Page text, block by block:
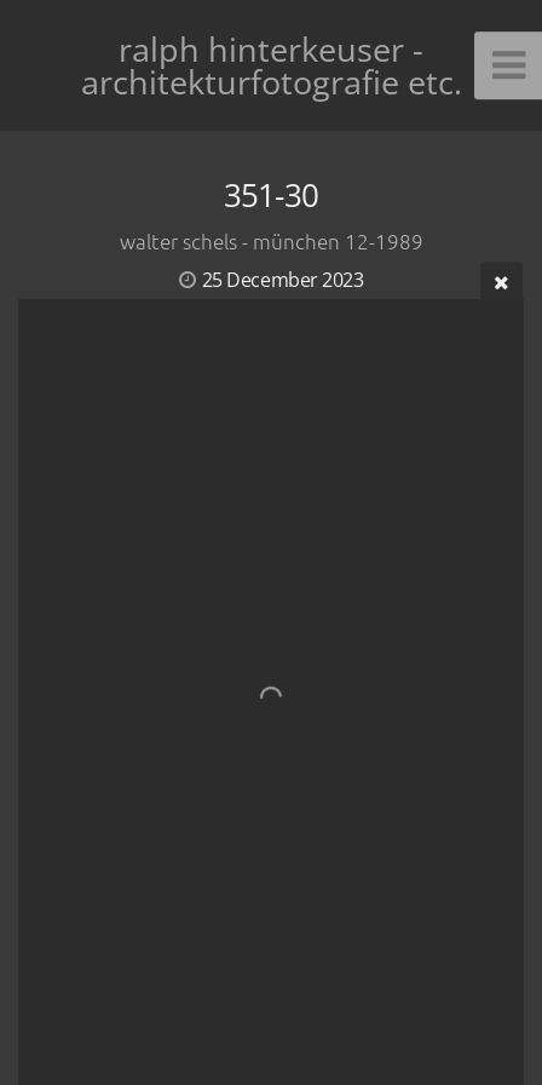
ralph hinterkeuser -
architekturfotografie etc.
351-30
walter schels - münchen 12-1989
25 December 2023